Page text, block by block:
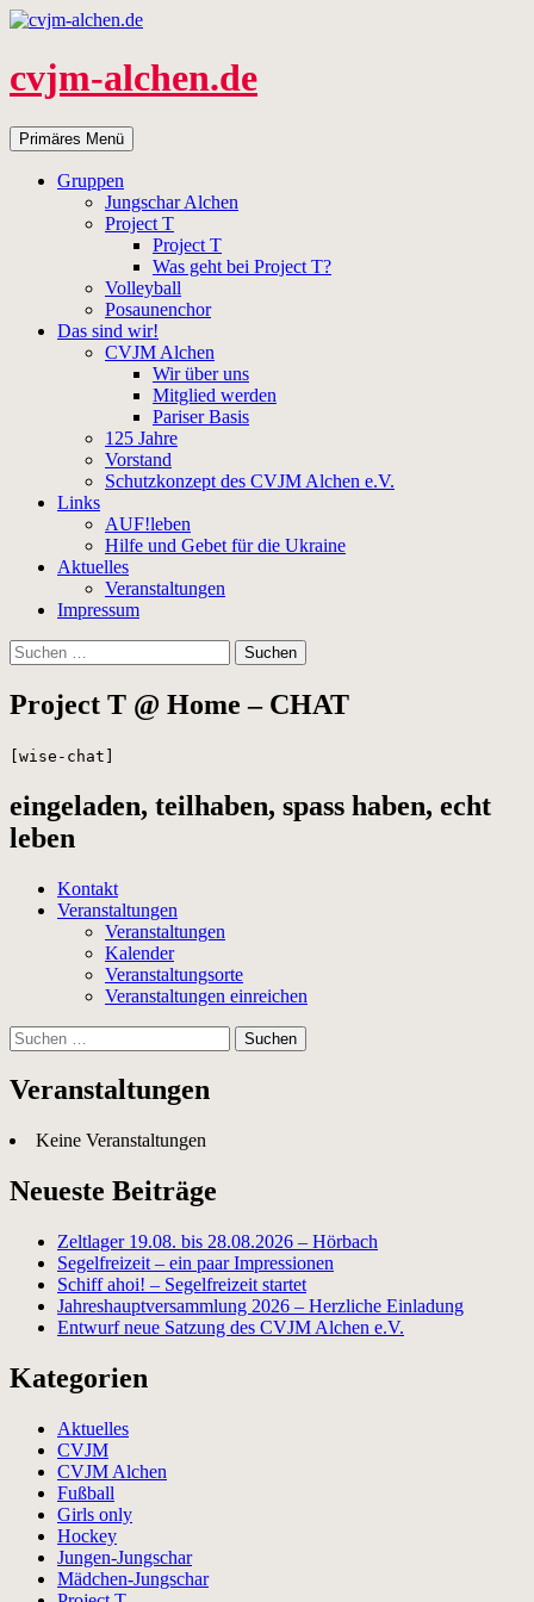
Zum
springen
cvjm-alchen.de
Suchen
Primäres Menü
Gruppen
Jungschar Alchen
Project T
Project T
Was geht bei Project T?
Volleyball
Posaunenchor
Das sind wir!
CVJM Alchen
Wir über uns
Mitglied werden
Pariser Basis
125 Jahre
Vorstand
Schutzkonzept des CVJM Alchen e.V.
Links
AUF!leben
Hilfe und Gebet für die Ukraine
Aktuelles
Veranstaltungen
Impressum
Suchen
nach:
Project T @ Home – CHAT
[wise-chat]
eingeladen, teilhaben, spass haben, echt
leben
Kontakt
Veranstaltungen
Veranstaltungen
Kalender
Veranstaltungsorte
Veranstaltungen einreichen
Suchen
nach:
Veranstaltungen
Keine Veranstaltungen
Neueste Beiträge
Zeltlager 19.08. bis 28.08.2026 – Hörbach
Segelfreizeit – ein paar Impressionen
Schiff ahoi! – Segelfreizeit startet
Jahreshauptversammlung 2026 – Herzliche Einladung
Entwurf neue Satzung des CVJM Alchen e.V.
Kategorien
Aktuelles
CVJM
CVJM Alchen
Fußball
Girls only
Hockey
Jungen-Jungschar
Mädchen-Jungschar